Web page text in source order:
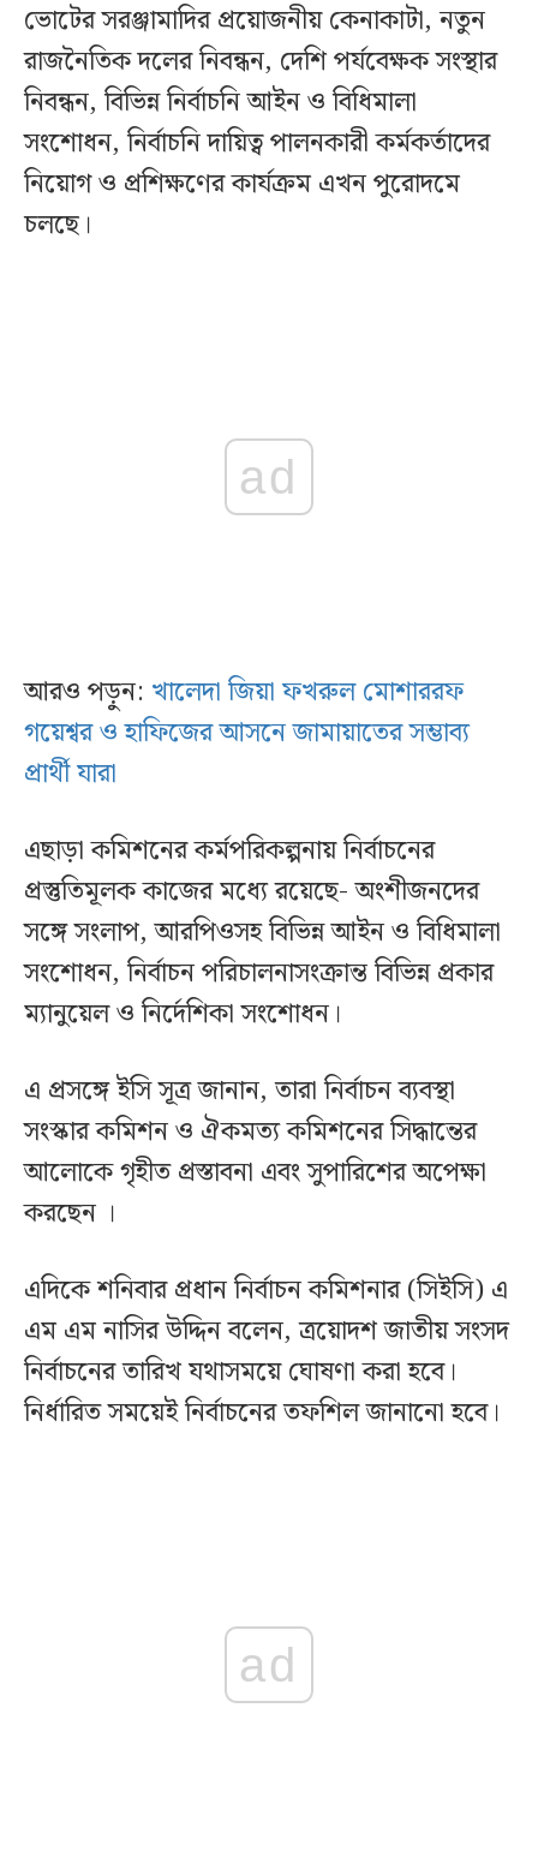
ভোটের সরঞ্জামাদির প্রয়োজনীয় কেনাকাটা, নতুন
রাজনৈতিক দলের নিবন্ধন, দেশি পর্যবেক্ষক সংস্থার
নিবন্ধন, বিভিন্ন নির্বাচনি আইন ও বিধিমালা
সংশোধন, নির্বাচনি দায়িত্ব পালনকারী কর্মকর্তাদের
নিয়োগ ও প্রশিক্ষণের কার্যক্রম এখন পুরোদমে
চলছে।
ad
আরও পড়ুন: খালেদা জিয়া ফখরুল মোশাররফ
গয়েশ্বর ও হাফিজের আসনে জামায়াতের সম্ভাব্য
প্রার্থী যারা
এছাড়া কমিশনের কর্মপরিকল্পনায় নির্বাচনের
প্রস্তুতিমূলক কাজের মধ্যে রয়েছে- অংশীজনদের
সঙ্গে সংলাপ, আরপিওসহ বিভিন্ন আইন ও বিধিমালা
সংশোধন, নির্বাচন পরিচালনাসংক্রান্ত বিভিন্ন প্রকার
ম্যানুয়েল ও নির্দেশিকা সংশোধন।
এ প্রসঙ্গে ইসি সূত্র জানান, তারা নির্বাচন ব্যবস্থা
সংস্কার কমিশন ও ঐকমত্য কমিশনের সিদ্ধান্তের
আলোকে গৃহীত প্রস্তাবনা এবং সুপারিশের অপেক্ষা
করছেন ।
এদিকে শনিবার প্রধান নির্বাচন কমিশনার (সিইসি) এ
এম এম নাসির উদ্দিন বলেন, ত্রয়োদশ জাতীয় সংসদ
নির্বাচনের তারিখ যথাসময়ে ঘোষণা করা হবে।
নির্ধারিত সময়েই নির্বাচনের তফশিল জানানো হবে।
ad